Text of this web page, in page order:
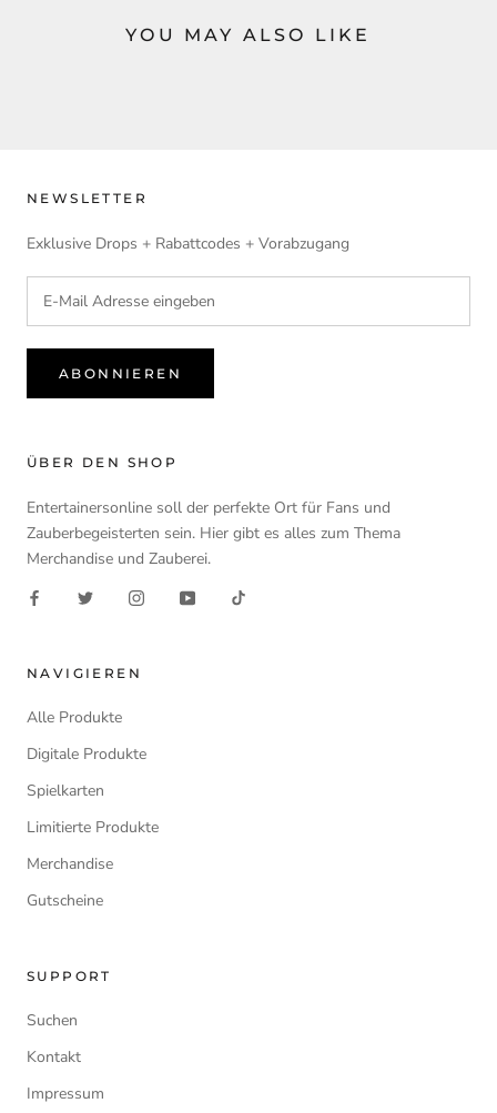
YOU MAY ALSO LIKE
NEWSLETTER
Exklusive Drops + Rabattcodes + Vorabzugang
ABONNIEREN
ÜBER DEN SHOP
Entertainersonline soll der perfekte Ort für Fans und
Zauberbegeisterten sein. Hier gibt es alles zum Thema
Merchandise und Zauberei.
NAVIGIEREN
Alle Produkte
Digitale Produkte
Spielkarten
Limitierte Produkte
Merchandise
Gutscheine
SUPPORT
Suchen
Kontakt
Impressum